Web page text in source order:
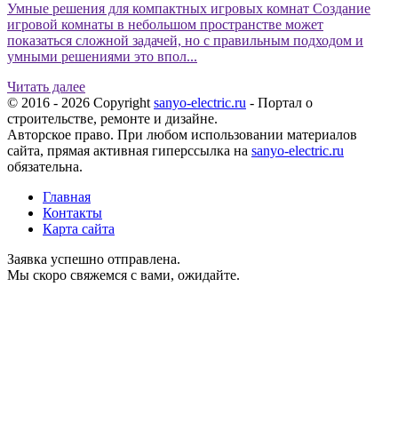
Умные решения для компактных игровых комнат Создание
игровой комнаты в небольшом пространстве может
показаться сложной задачей, но с правильным подходом и
умными решениями это впол...
Читать далее
© 2016 - 2026 Copyrightsanyo-electric.ru - Портал о
строительстве, ремонте и дизайне.
Авторское право. При любом использовании материалов
сайта, прямая активная гиперссылка на sanyo-electric.ru
обязательна.
Главная
Контакты
Карта сайта
Заявка успешно отправлена.
Мы скоро свяжемся с вами, ожидайте.